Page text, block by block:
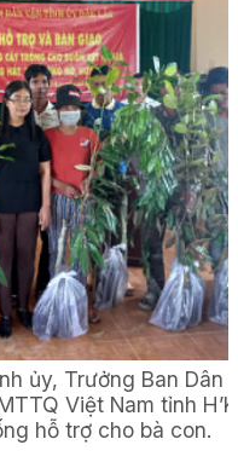
ủy, Trưởng Ban Dân
Việt Nam tỉnh
hỗ trợ cho bà con.